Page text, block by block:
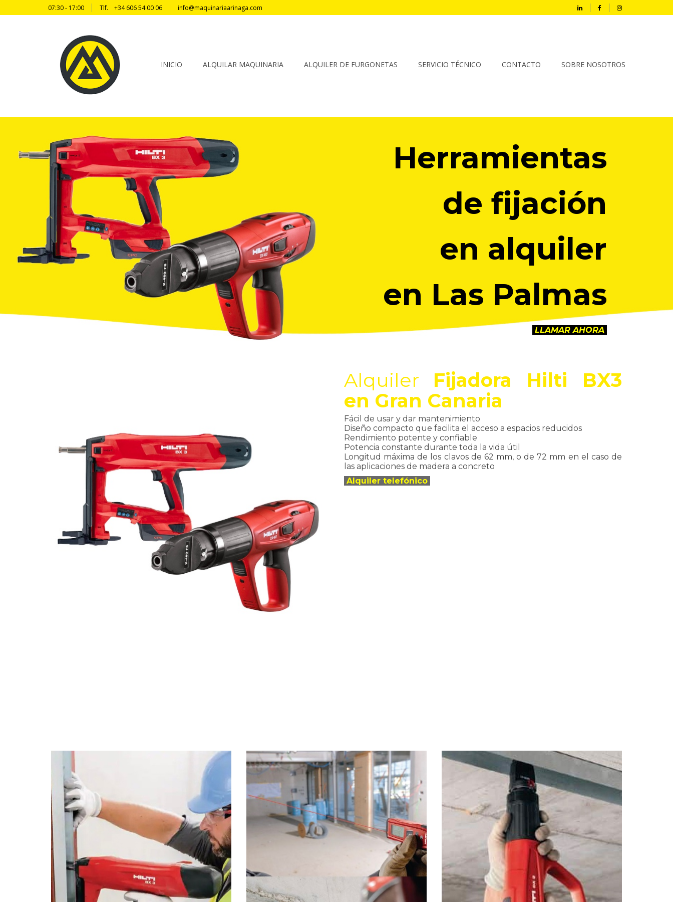
07:30 - 17:00 Tlf. +34 606 54 00 06 info@maquinariaarinaga.com
INICIO ALQUILAR MAQUINARIA ALQUILER DE FURGONETAS SERVICIO TÉCNICO CONTACTO SOBRE NOSOTROS
Herramientas
de fijación
en alquiler
en Las Palmas
LLAMAR AHORA
Alquiler Fijadora Hilti BX3
en Gran Canaria
Fácil de usar y dar mantenimiento
Diseño compacto que facilita el acceso a espacios reducidos
Rendimiento potente y confiable
Potencia constante durante toda la vida útil
Longitud máxima de los clavos de 62 mm, o de 72 mm en el caso de
las aplicaciones de madera a concreto
Alquiler telefónico